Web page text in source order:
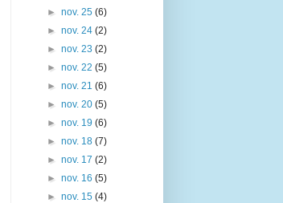
► nov. 25 (6)
► nov. 24 (2)
► nov. 23 (2)
► nov. 22 (5)
► nov. 21 (6)
► nov. 20 (5)
► nov. 19 (6)
► nov. 18 (7)
► nov. 17 (2)
► nov. 16 (5)
► nov. 15 (4)